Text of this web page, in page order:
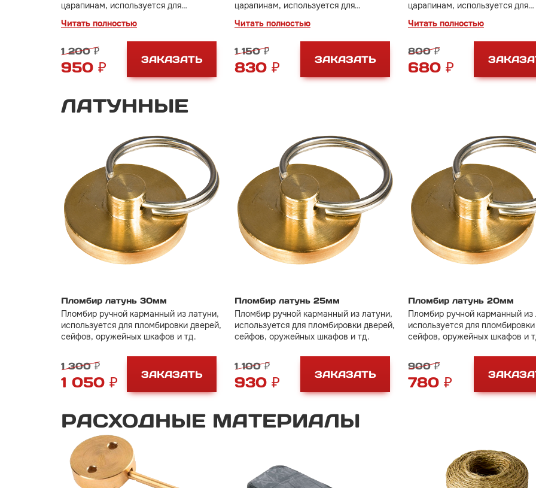
Читать полностью
царапинам, используется для
оружейных шкафов и тд.
1 200 ₽
950 ₽ ЗАКАЗАТЬ
Читать полностью
царапинам, используется для
оружейных шкафов и тд.
1 150 ₽
830 ₽ ЗАКАЗАТЬ
Читать полностью
царапинам, используется для
оружейных шкафов и тд.
800 ₽
680 ₽
ЛАТУННЫЕ
Пломбир латунь 30мм
Пломбир ручной карманный из латуни,
используется для пломбировки дверей,
сейфов, оружейных шкафов и тд.
1 300 ₽
1 050 ₽ ЗАКАЗАТЬ
Пломбир латунь 25мм
Пломбир ручной карманный из латуни,
используется для пломбировки дверей,
сейфов, оружейных шкафов и тд.
1 100 ₽
930 ₽ ЗАКАЗАТЬ
Пломбир латунь 20мм
Пломбир ручной карманный из
используется для
сейфов, оружейных шкафов и
900 ₽
780 ₽
РАСХОДНЫЕ МАТЕРИАЛЫ